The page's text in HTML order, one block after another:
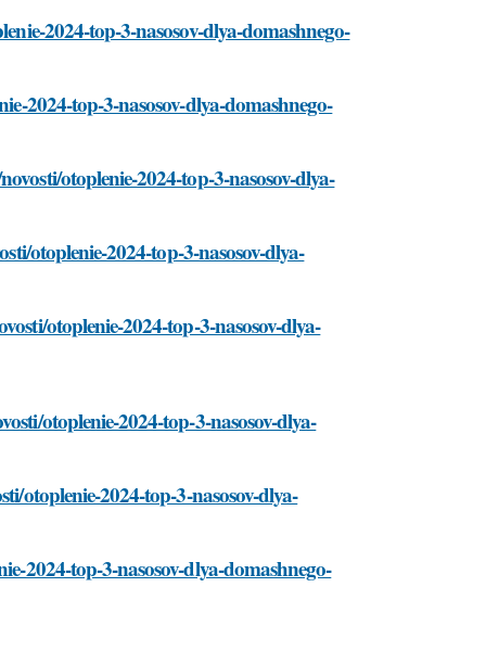
2024-top-3-nasosov-dlya-domashnego-
2024-top-3-nasosov-dlya-domashnego-
otoplenie-2024-top-3-nasosov-dlya-
otoplenie-2024-top-3-nasosov-dlya-
otoplenie-2024-top-3-nasosov-dlya-
otoplenie-2024-top-3-nasosov-dlya-
2024-top-3-nasosov-dlya-
2024-top-3-nasosov-dlya-domashnego-